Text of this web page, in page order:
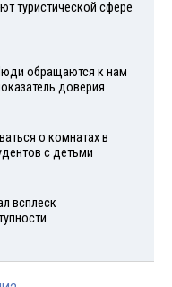
туристической сфере
обращаются к нам
доверия
о комнатах в
с детьми
всплеск